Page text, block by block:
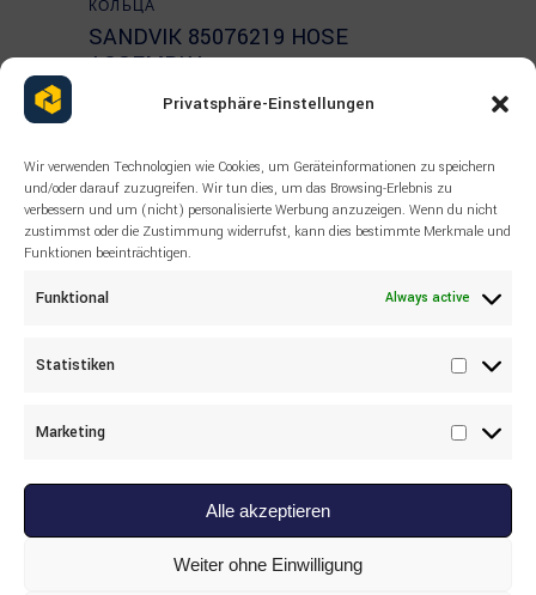
Privatsphäre-Einstellungen
Wir verwenden Technologien wie Cookies, um Geräteinformationen zu speichern
und/oder darauf zuzugreifen. Wir tun dies, um das Browsing-Erlebnis zu
verbessern und um (nicht) personalisierte Werbung anzuzeigen. Wenn du nicht
zustimmst oder die Zustimmung widerrufst, kann dies bestimmte Merkmale und
Funktionen beeinträchtigen.
Funktional Always active
Statistiken
Marketing
Alle akzeptieren
Weiter ohne Einwilligung
КОЛЬЦА
SANDVIK 85076219 HOSE
ASSEMBLY
Read more
SANDVIK AF11440001 ADAPTER,